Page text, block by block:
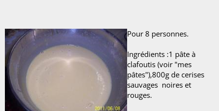
Pour 8 personnes.
Ingrédients :1 pâte à
clafoutis (voir "mes
pâtes"),800g de cerises
sauvages noires et
rouges.